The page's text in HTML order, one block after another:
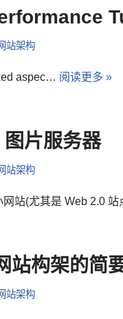
站架构
aspec… 阅读更多 »
片服务器
站架构
站(尤其是 Web 2.0 站
站构架的简
站架构